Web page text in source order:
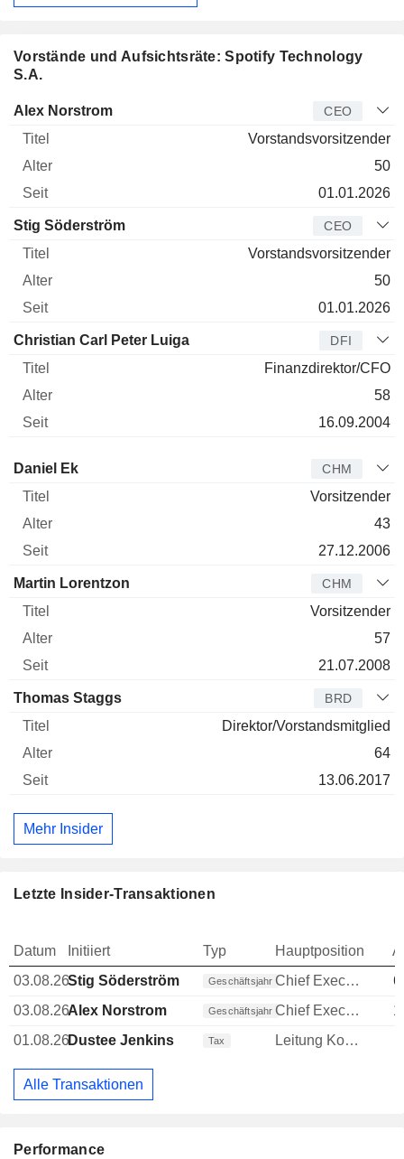
Performance
Vorstände und Aufsichtsräte: Spotify Technology
S.A.
Manager Titel
Alex Norstrom CEO
Vorstandsvorsitzender
50
01.01.2026
Stig Söderström CEO
Vorstandsvorsitzender
50
01.01.2026
Christian Carl Peter Luiga DFI
Finanzdirektor/CFO
58
16.09.2004
Verwaltungsratsmitglied
Daniel Ek CHM
Vorsitzender
43
27.12.2006
Martin Lorentzon CHM
Vorsitzender
57
21.07.2008
Thomas Staggs BRD
Direktor/Vorstandsmitglied
64
13.06.2017
Mehr Insider
Letzte Insider-Transaktionen
Datum Initiiert Typ Hauptposition
03.08.26Stig Söderström Geschäftsjahr Chief Executive Officer (CEO)
03.08.26Alex Norstrom Geschäftsjahr Chief Executive Officer (CEO)
01.08.26Dustee Jenkins Tax Leitung Kommunikation
Alle Transaktionen